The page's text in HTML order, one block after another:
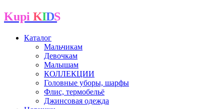
Kupi K I D S
Каталог
Мальчикам
Девочкам
Малышам
КОЛЛЕКЦИИ
Головные уборы, шарфы
Флис, термобельё
Джинсовая одежда